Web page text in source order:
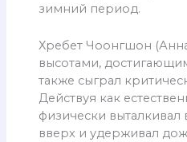
зимний период.
Хребет Чоонгшон
высотами,
также сыграл
Действуя как
физически выталкивал
вверх и удерживал